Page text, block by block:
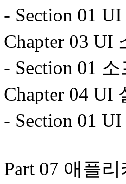
- Section 01
Chapter 03 UI
- Section 01
Chapter 04 UI
- Section 01
Part 07 애플